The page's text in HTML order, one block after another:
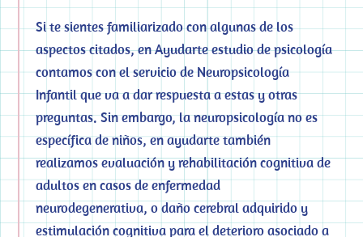
Si te sientes familiarizado con algunas de los
aspectos citados, en Ayudarte estudio de psicología
contamos con el servicio de Neuropsicología
Infantil que va a dar respuesta a estas y otras
preguntas. Sin embargo, la neuropsicología no es
específica de niños, en ayudarte también
realizamos evaluación y rehabilitación cognitiva de
adultos en casos de enfermedad
neurodegenerativa, o daño cerebral adquirido y
estimulación cognitiva para el deterioro asociado a